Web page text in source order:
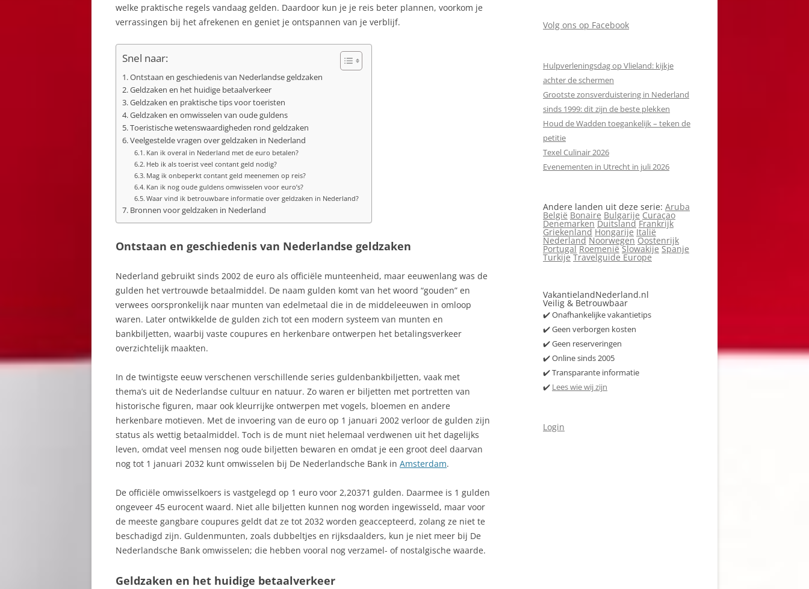
welke praktische regels vandaag gelden. Daardoor kun je je reis beter plannen, voorkom je
verrassingen bij het afrekenen en geniet je ontspannen van je verblijf.
Snel naar:
Ontstaan en geschiedenis van Nederlandse geldzaken
Geldzaken en het huidige betaalverkeer
Geldzaken en praktische tips voor toeristen
Geldzaken en omwisselen van oude guldens
Toeristische wetenswaardigheden rond geldzaken
Veelgestelde vragen over geldzaken in Nederland
Kan ik overal in Nederland met de euro betalen?
Heb ik als toerist veel contant geld nodig?
Mag ik onbeperkt contant geld meenemen op reis?
Kan ik nog oude guldens omwisselen voor euro’s?
Waar vind ik betrouwbare informatie over geldzaken in Nederland?
Bronnen voor geldzaken in Nederland
Ontstaan en geschiedenis van Nederlandse geldzaken
Nederland gebruikt sinds 2002 de euro als officiële munteenheid, maar eeuwenlang was de
gulden het vertrouwde betaalmiddel. De naam gulden komt van het woord “gouden” en
verwees oorspronkelijk naar munten van edelmetaal die in de middeleeuwen in omloop
waren. Later ontwikkelde de gulden zich tot een modern systeem van munten en
bankbiljetten, waarbij vaste coupures en herkenbare ontwerpen het betalingsverkeer
overzichtelijk maakten.
In de twintigste eeuw verschenen verschillende series guldenbankbiljetten, vaak met
thema’s uit de Nederlandse cultuur en natuur. Zo waren er biljetten met portretten van
historische figuren, maar ook kleurrijke ontwerpen met vogels, bloemen en andere
herkenbare motieven. Met de invoering van de euro op 1 januari 2002 verloor de gulden zijn
status als wettig betaalmiddel. Toch is de munt niet helemaal verdwenen uit het dagelijks
leven, omdat veel mensen nog oude biljetten bewaren en omdat je een groot deel daarvan
nog tot 1 januari 2032 kunt omwisselen bij De Nederlandsche Bank in Amsterdam.
De officiële omwisselkoers is vastgelegd op 1 euro voor 2,20371 gulden. Daarmee is 1 gulden
ongeveer 45 eurocent waard. Niet alle biljetten kunnen nog worden ingewisseld, maar voor
de meeste gangbare coupures geldt dat ze tot 2032 worden geaccepteerd, zolang ze niet te
beschadigd zijn. Guldenmunten, zoals dubbeltjes en rijksdaalders, kun je niet meer bij De
Nederlandsche Bank omwisselen; die hebben vooral nog verzamel- of nostalgische waarde.
Geldzaken en het huidige betaalverkeer
Volg ons op Facebook
Hulpverleningsdag op Vlieland: kijkje
achter de schermen
Grootste zonsverduistering in Nederland
sinds 1999: dit zijn de beste plekken
Houd de Wadden toegankelijk – teken de
petitie
Texel Culinair 2026
Evenementen in Utrecht in juli 2026
Andere landen uit deze serie: Aruba
België Bonaire Bulgarije Curaçao
Denemarken Duitsland Frankrijk
Griekenland Hongarije Italië
Nederland Noorwegen Oostenrijk
Portugal Roemenië Slowakije Spanje
Turkije Travelguide Europe
VakantielandNederland.nl
Veilig & Betrouwbaar
✔️ Onafhankelijke vakantietips
✔️ Geen verborgen kosten
✔️ Geen reserveringen
✔️ Online sinds 2005
✔️ Transparante informatie
✔️ Lees wie wij zijn
Login